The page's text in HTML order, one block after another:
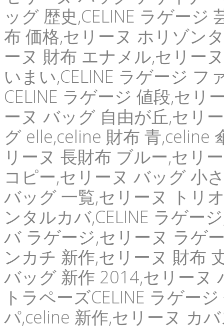
ッグ 歴史,CELINE ラゲージ
布 価格,セリーヌ ホリゾン
ーヌ 財布 エナメル,セリー
いまい,CELINE ラゲージ フ
CELINE ラゲージ 値段,セ
ーヌ バッグ 自由が丘,セリ
グ elle,celine 財布 青,celine
リーヌ 長財布 ブルー,セリ
コピー,セリーヌ バッグ 小
バッグ 一覧,セリーヌ トリ
ンタルカバ,CELINE ラゲー
バ ラゲージ,セリーヌ ラゲ
ンカチ 新作,セリーヌ 財布
バッグ 新作 2014,セリーヌ
トラペーズCELINE ラゲー
パ,celine 新作,セリーヌ カ